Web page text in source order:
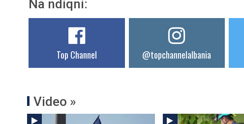
Na ndiqni:
Top Channel @topchannelalbania
Video »